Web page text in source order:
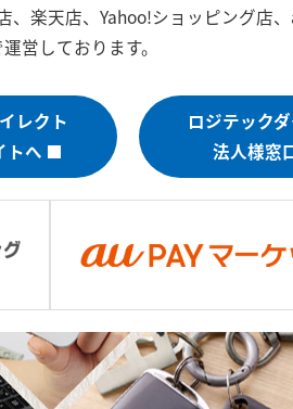
、楽天店、Yahoo!ショッピング店
営しております。
レクト
トへ
ロジテック
法人様窓